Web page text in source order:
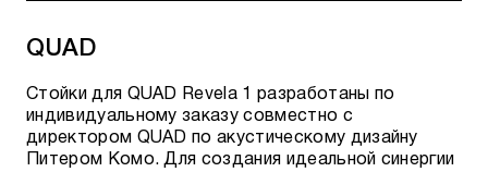
QUAD
Стойки для QUAD Revela 1 разработаны по
индивидуальному заказу совместно с
директором QUAD по акустическому дизайну
Питером Комо. Для создания идеальной синергии